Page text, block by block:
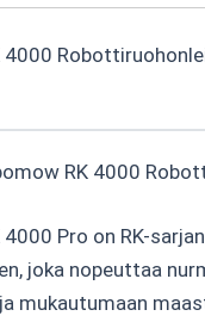
4000
RK 4000
4000 Pro on RK-
joka nopeuttaa
mukautumaan